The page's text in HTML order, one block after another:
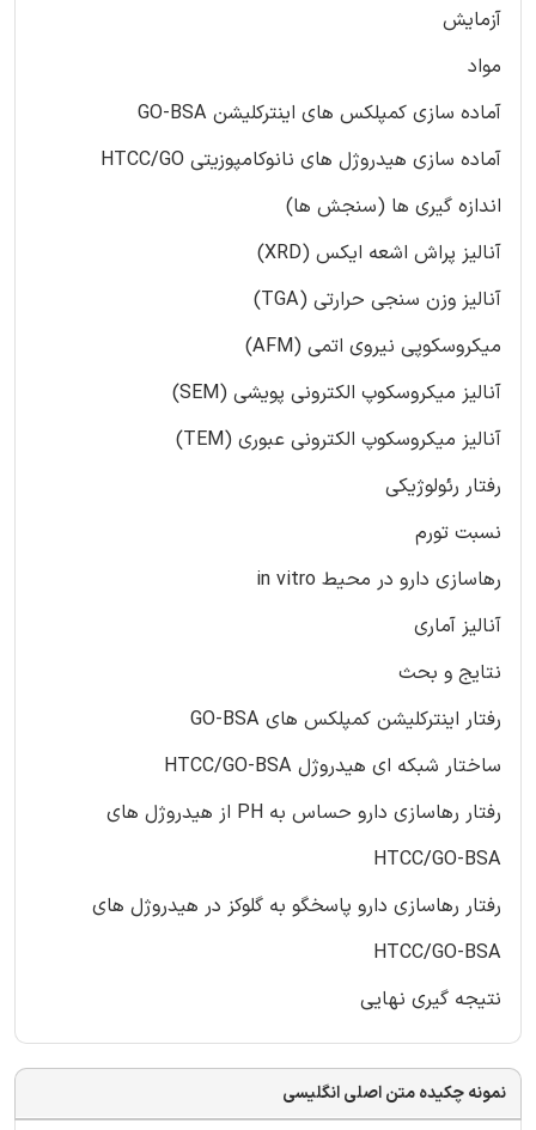
آزمایش
مواد
آماده سازی کمپلکس های اینترکلیشن GO-BSA
آماده سازی هیدروژل های نانوکامپوزیتی HTCC/GO
اندازه گیری ها (سنجش ها)
آنالیز پراش اشعه ایکس (XRD)
آنالیز وزن سنجی حرارتی (TGA)
میکروسکوپی نیروی اتمی (AFM)
آنالیز میکروسکوپ الکترونی پویشی (SEM)
آنالیز میکروسکوپ الکترونی عبوری (TEM)
رفتار رئولوژیکی
نسبت تورم
رهاسازی دارو در محیط in vitro
آنالیز آماری
نتایج و بحث
رفتار اینترکلیشن کمپلکس های GO-BSA
ساختار شبکه ای هیدروژل HTCC/GO-BSA
رفتار رهاسازی دارو حساس به PH از هیدروژل های
HTCC/GO-BSA
رفتار رهاسازی دارو پاسخگو به گلوکز در هیدروژل های
HTCC/GO-BSA
نتیجه گیری نهایی
نمونه چکیده متن اصلی انگلیسی